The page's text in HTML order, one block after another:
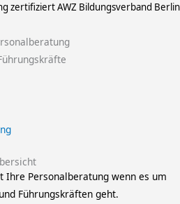
zertifiziertAWZ Bildungsverband Berlin
Ihre Personalberatung wenn es um
Führungskräften geht.